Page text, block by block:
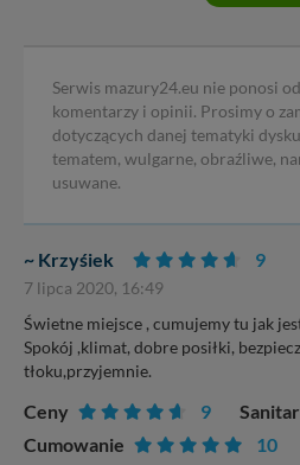
Serwis mazury24.eu nie ponosi
komentarzy i opinii. Prosimy o
dotyczących danej tematyki
tematem, wulgarne, obraźliwe,
usuwane.
~ Krzyśiek 9
7 lipca 2020, 16:49
Świetne miejsce , cumujemy tu jak
Spokój ,klimat, dobre posiłki,
tłoku,przyjemnie.
Ceny 9
Cumowanie
10